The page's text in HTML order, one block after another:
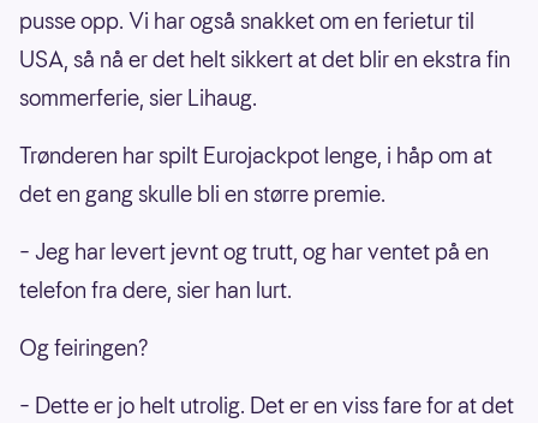
pusse opp. Vi har også snakket om en ferietur til
USA, så nå er det helt sikkert at det blir en ekstra fin
sommerferie, sier Lihaug.
Trønderen har spilt Eurojackpot lenge, i håp om at
det en gang skulle bli en større premie.
– Jeg har levert jevnt og trutt, og har ventet på en
telefon fra dere, sier han lurt.
Og feiringen?
– Dette er jo helt utrolig. Det er en viss fare for at det